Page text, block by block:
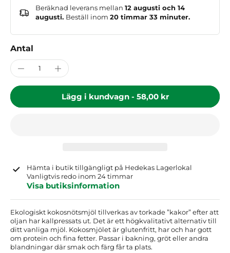
Beräknad leverans mellan 12 augusti och 14
augusti. Beställ inom 20 timmar 33 minuter.
Antal
Lägg i kundvagn - 58,00 kr
Hämta i butik tillgängligt på Hedekas Lagerlokal
Vanligtvis redo inom 24 timmar
Visa butiksinformation
Ekologiskt kokosnötsmjöl tillverkas av torkade ”kakor” efter att
oljan har kallpressats ut. Det är ett högkvalitativt alternativ till
ditt vanliga mjöl. Kokosmjölet är glutenfritt, har och har gott
om protein och fina fetter. Passar i bakning, gröt eller andra
blandningar där smak och färg får ta plats.